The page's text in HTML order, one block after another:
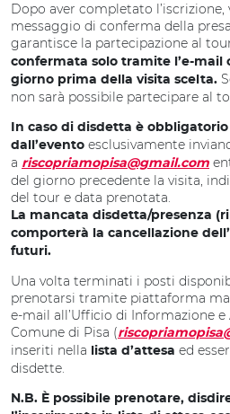
Dopo aver completato l’iscrizione,
messaggio di conferma della
garantisce la partecipazione al
confermata solo tramite l’e-mail
giorno prima della visita scelta.
non sarà possibile partecipare al
In caso di disdetta è
dall’evento esclusivamente
a riscopriamopisa@gmail.com
del giorno precedente la visita,
del tour e data prenotata.
La mancata disdetta/presenza
comporterà la cancellazione
futuri.
Una volta terminati i posti
prenotarsi tramite piattaforma ma
e-mail all’Ufficio di Informazione
Comune di Pisa (
inseriti nella
lista d’attesa ed
disdette.
N.B. È possibile prenotare,